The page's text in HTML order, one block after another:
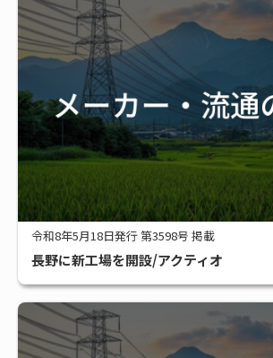
令和8年5月18日発行 第3598号 掲載
長野に新工場を開設/アクティオ